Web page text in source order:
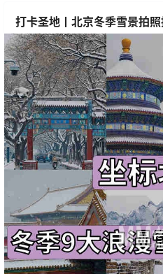
打卡圣地丨北京冬季雪景拍照